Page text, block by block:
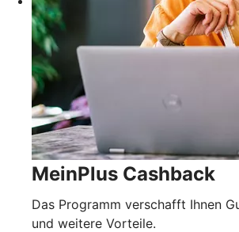
MeinPlus Cashback
Das Programm verschafft Ihnen
und weitere Vorteile.